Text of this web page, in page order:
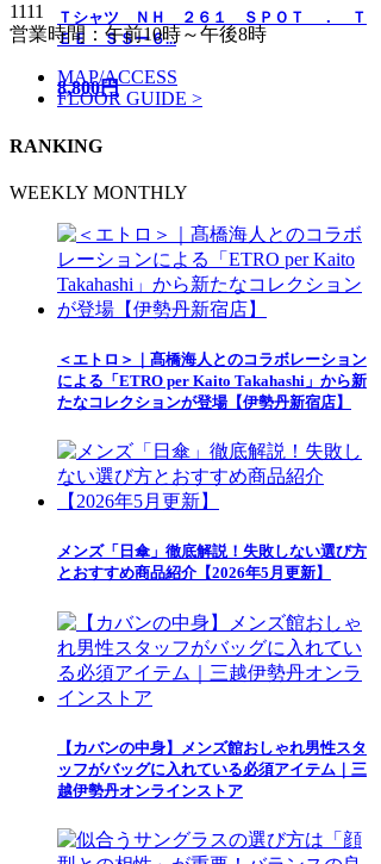
Ｔシャツ ＮＨ ２６１ ＳＰＯＴ ． Ｔ
ＥＥ ＳＳー６...
8,800円
1111
営業時間：午前10時～午後8時
MAP/ACCESS
FLOOR GUIDE >
RANKING
WEEKLY MONTHLY
＜エトロ＞｜髙橋海人とのコラボレーション
による「ETRO per Kaito Takahashi」から新
たなコレクションが登場【伊勢丹新宿店】
メンズ「日傘」徹底解説！失敗しない選び方
とおすすめ商品紹介【2026年5月更新】
【カバンの中身】メンズ館おしゃれ男性スタ
ッフがバッグに入れている必須アイテム｜三
越伊勢丹オンラインストア